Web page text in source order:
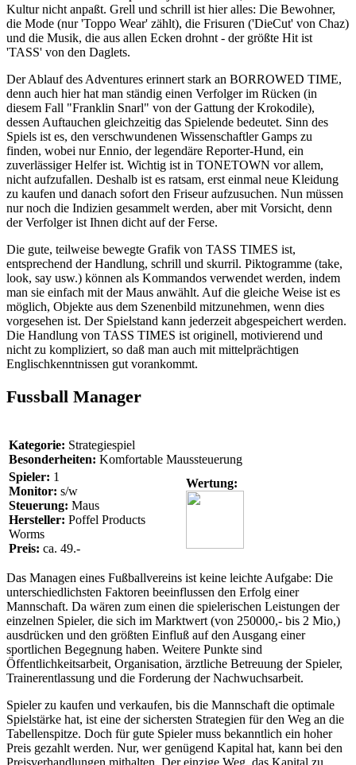
Kultur nicht anpaßt. Grell und schrill ist hier alles: Die Bewohner,
die Mode (nur 'Toppo Wear' zählt), die Frisuren ('DieCut' von Chaz)
und die Musik, die aus allen Ecken drohnt - der größte Hit ist
'TASS' von den Daglets.
Der Ablauf des Adventures erinnert stark an BORROWED TIME,
denn auch hier hat man ständig einen Verfolger im Rücken (in
diesem Fall "Franklin Snarl" von der Gattung der Krokodile),
dessen Auftauchen gleichzeitig das Spielende bedeutet. Sinn des
Spiels ist es, den verschwundenen Wissenschaftler Gamps zu
finden, wobei nur Ennio, der legendäre Reporter-Hund, ein
zuverlässiger Helfer ist. Wichtig ist in TONETOWN vor allem,
nicht aufzufallen. Deshalb ist es ratsam, erst einmal neue Kleidung
zu kaufen und danach sofort den Friseur aufzusuchen. Nun müssen
nur noch die Indizien gesammelt werden, aber mit Vorsicht, denn
der Verfolger ist Ihnen dicht auf der Ferse.
Die gute, teilweise bewegte Grafik von TASS TIMES ist,
entsprechend der Handlung, schrill und skurril. Piktogramme (take,
look, say usw.) können als Kommandos verwendet werden, indem
man sie einfach mit der Maus anwählt. Auf die gleiche Weise ist es
möglich, Objekte aus dem Szenenbild mitzunehmen, wenn dies
vorgesehen ist. Der Spielstand kann jederzeit abgespeichert werden.
Die Handlung von TASS TIMES ist originell, motivierend und
nicht zu kompliziert, so daß man auch mit mittelprächtigen
Englischkenntnissen gut vorankommt.
Fussball Manager
Kategorie: Strategiespiel
Besonderheiten: Komfortable Maussteuerung
Spieler: 1
Monitor: s/w
Steuerung: Maus
Hersteller: Poffel Products
Worms
Preis: ca. 49.-
Wertung:
Das Managen eines Fußballvereins ist keine leichte Aufgabe: Die
unterschiedlichsten Faktoren beeinflussen den Erfolg einer
Mannschaft. Da wären zum einen die spielerischen Leistungen der
einzelnen Spieler, die sich im Marktwert (von 250000,- bis 2 Mio,)
ausdrücken und den größten Einfluß auf den Ausgang einer
sportlichen Begegnung haben. Weitere Punkte sind
Öffentlichkeitsarbeit, Organisation, ärztliche Betreuung der Spieler,
Trainerentlassung und die Forderung der Nachwuchsarbeit.
Spieler zu kaufen und verkaufen, bis die Mannschaft die optimale
Spielstärke hat, ist eine der sichersten Strategien für den Weg an die
Tabellenspitze. Doch für gute Spieler muss bekanntlich ein hoher
Preis gezahlt werden. Nur, wer genügend Kapital hat, kann bei den